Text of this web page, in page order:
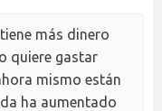
más dinero
quiere gastar
mismo están
ha aumentado